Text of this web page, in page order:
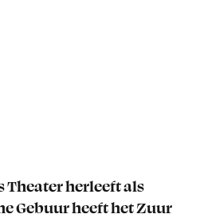
Theater herleeft als
Gebuur heeft het Zuur